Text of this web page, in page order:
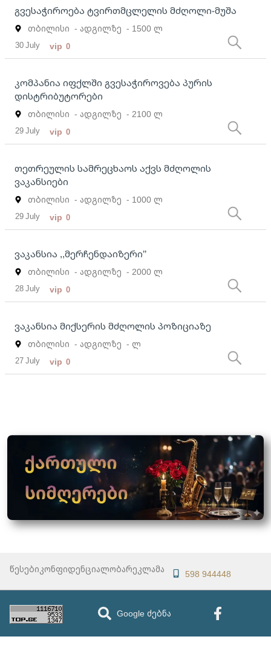
გვესაჭიროება ტვირთმცლელის მძღოლი-მუშა
თბილისი - ადგილზე - 1500 ლ
30 July vip 0
კომპანია იფქლში გვესაჭიროვება პურის
დისტრიბუტორები
თბილისი - ადგილზე - 2100 ლ
29 July vip 0
თეთრეულის სამრეცხაოს აქვს მძღოლის
ვაკანსიები
თბილისი - ადგილზე - 1000 ლ
29 July vip 0
ვაკანსია ,,მერჩენდაიზერი’’
თბილისი - ადგილზე - 2000 ლ
28 July vip 0
ვაკანსია მიქსერის მძღოლის პოზიციაზე
თბილისი - ადგილზე - ლ
27 July vip 0
წესებიკონფიდენციალობარეკლამა 598 944448
Google ძებნა